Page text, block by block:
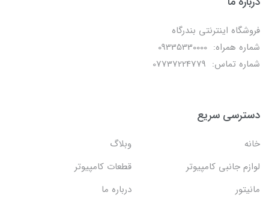
فروشگاه اینترنتی بندرگاه
شماره همراه: 09335330000
شماره تماس: 07737224779
دسترسی سریع
خانه
وبلاگ
لوازم جانبی کامپیوتر
قطعات کامپیوتر
مانیتور
درباره ما